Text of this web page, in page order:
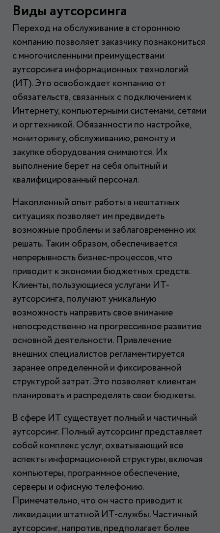
Виды аутсорсинга
Переход на обслуживание в стороннюю
компанию позволяет заказчику познакомиться
с многочисленными преимуществами
аутсорсинга информационных технологий
(ИТ). Это освобождает компанию от
обязательств, связанных с подключением к
Интернету, компьютерными системами, сетями
и оргтехникой. Обязанности по настройке,
мониторингу, обслуживанию, ремонту и
закупке оборудования снимаются. Их
выполнение берет на себя опытный и
квалифицированный персонал.
Накопленный опыт работы в нештатных
ситуациях позволяет им предвидеть
возможные проблемы и заблаговременно их
решать. Таким образом, обеспечивается
непрерывность бизнес-процессов, что
приводит к экономии бюджетных средств.
Клиенты, пользующиеся услугами ИТ-
аутсорсинга, получают уникальную
возможность направить свое внимание
непосредственно на прогрессивное развитие
основной деятельности. Привлечение
внешних специалистов регламентируется
заранее определенной и фиксированной
структурой затрат. Это позволяет клиентам
планировать и распределять свои бюджеты.
В сфере ИТ существует полный и частичный
аутсорсинг. Полный аутсорсинг представляет
собой комплекс услуг, охватывающий все
аспекты информационной структуры, включая
компьютеры, программное обеспечение,
серверы и офисную телефонию.
Примечательно, что он часто приводит к
ликвидации штатной ИТ-службы. Частичный
аутсорсинг, напротив, предполагает более